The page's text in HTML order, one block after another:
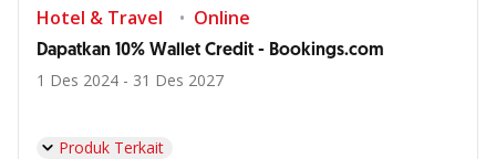
Hotel & Travel Online
Dapatkan 10% Wallet Credit - Bookings.com
1 Des 2024 - 31 Des 2027
Produk Terkait